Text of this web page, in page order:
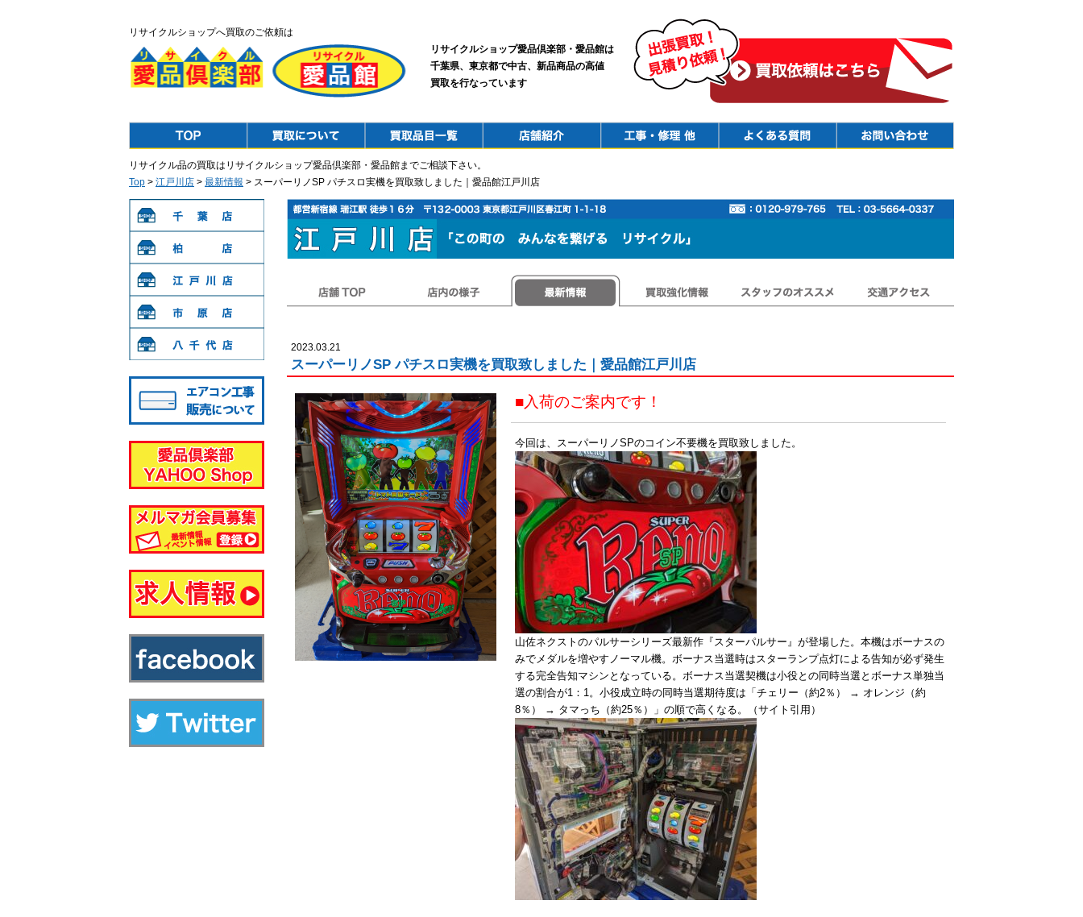
リサイクルショップへ買取のご依頼は
リサイクルショップ愛品倶楽部・愛品館は
千葉県、東京都で中古、新品商品の高値
買取を行なっています
リサイクル品の買取はリサイクルショップ愛品倶楽部・愛品館までご相談下さい。
Top > 江戸川店 > 最新情報 > スーパーリノSP パチスロ実機を買取致しました｜愛品館江戸川店
2023.03.21
スーパーリノSP パチスロ実機を買取致しました｜愛品館江戸川店
■入荷のご案内です！
今回は、スーパーリノSPのコイン不要機を買取致しました。
山佐ネクストのパルサーシリーズ最新作『スターパルサー』が登場した。本機はボーナスの
みでメダルを増やすノーマル機。ボーナス当選時はスターランプ点灯による告知が必ず発生
する完全告知マシンとなっている。ボーナス当選契機は小役との同時当選とボーナス単独当
選の割合が1：1。小役成立時の同時当選期待度は「チェリー（約2％） → オレンジ（約
8％） → タマっち（約25％）」の順で高くなる。（サイト引用）